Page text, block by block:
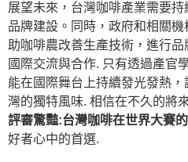
展望未來，台灣咖啡產業需要
品牌建設。同時，政府和相關
助咖啡農改善生產技術，進行
國際交流與合作. 只有透過產官
能在國際舞台上持續發光發熱
灣的獨特風味. 相信在不久的將
評審驚豔:台灣咖啡在世界大賽
好者心中的首選.